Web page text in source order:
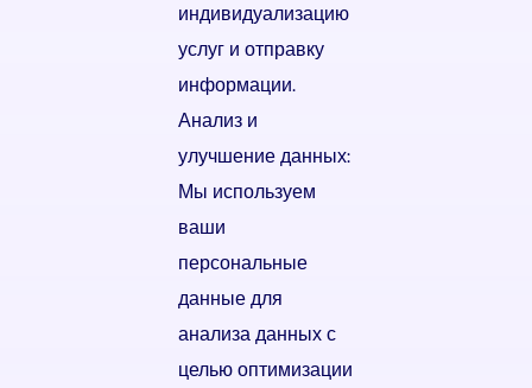
индивидуализацию
услуг и отправку
информации.
Анализ и
улучшение данных:
Мы используем
ваши
персональные
данные для
анализа данных с
целью оптимизации